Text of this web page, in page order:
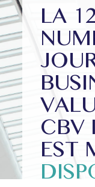
LA
CBV
EST